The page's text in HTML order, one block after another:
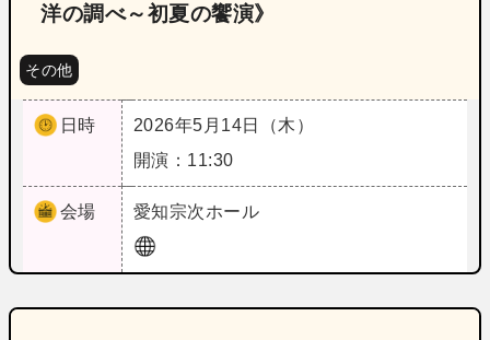
洋の調べ～初夏の饗演》
その他
日時
2026年5月14日（木）
開演：11:30
会場 愛知宗次ホール